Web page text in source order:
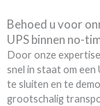
Behoed u voor
UPS binnen no-
Door onze
snel in staat om een
te sluiten en te
grootschalig